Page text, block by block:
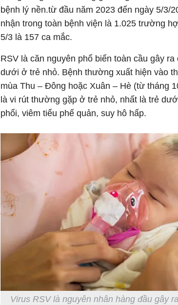
bệnh lý nền.từ đầu năm 2023 đến ngày 5/3/
nhận trong toàn bệnh viện là 1.025 trường
5/3 là 157 ca mắc.
RSV là căn nguyên phổ biến toàn cầu gây
dưới ở trẻ nhỏ. Bệnh thường xuất hiện vào
mùa Thu – Đông hoặc Xuân – Hè (từ tháng
là vi rút thường gặp ở trẻ nhỏ, nhất là trẻ
phổi, viêm tiểu phế quản, suy hô hấp.
Virus RSV là nguyên nhân hàng đầu gây